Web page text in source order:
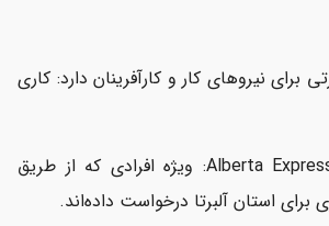
برای نیروهای کار و کارآفرینان دارد: کاری
Alberta Express Entry Stream: ویژه افرادی که از طریق
استان آلبرتا درخواست داده‌اند.